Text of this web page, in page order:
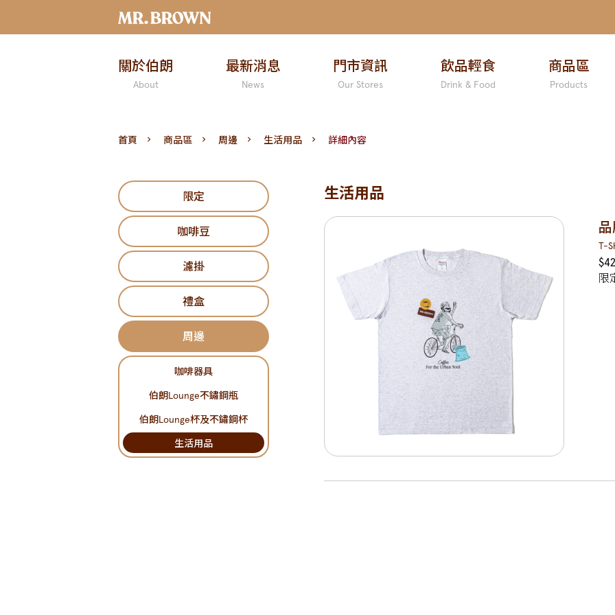
關於伯朗
About
最新消息
News
門市資訊
Our Stores
飲品輕食
Drink & Food
商品區
Products
首頁 商品區 周邊 生活用品 詳細內容
限定
咖啡豆
濾掛
禮盒
周邊
咖啡器具
伯朗Lounge不鏽鋼瓶
伯朗Lounge杯及不鏽鋼杯
生活用品
生活用品
T-
限